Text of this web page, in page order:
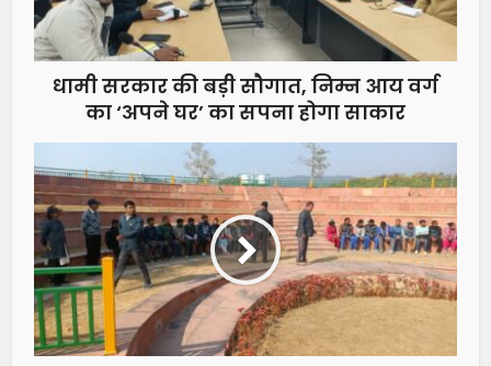
धामी सरकार की बड़ी सौगात, निम्न आय वर्ग
का ‘अपने घर’ का सपना होगा साकार